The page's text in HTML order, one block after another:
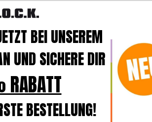
BEI UNSEREM
UND SICHERE DIR
BESTELLUNG!